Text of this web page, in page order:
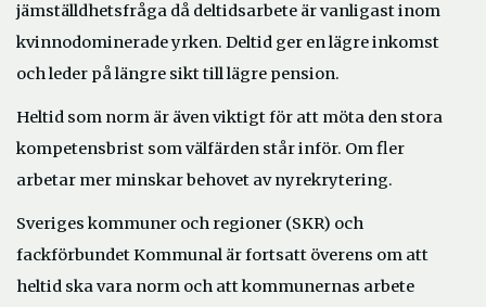
jämställdhetsfråga då deltidsarbete är vanligast inom
kvinnodominerade yrken. Deltid ger en lägre inkomst
och leder på längre sikt till lägre pension.
Heltid som norm är även viktigt för att möta den stora
kompetensbrist som välfärden står inför. Om fler
arbetar mer minskar behovet av nyrekrytering.
Sveriges kommuner och regioner (SKR) och
fackförbundet Kommunal är fortsatt överens om att
heltid ska vara norm och att kommunernas arbete